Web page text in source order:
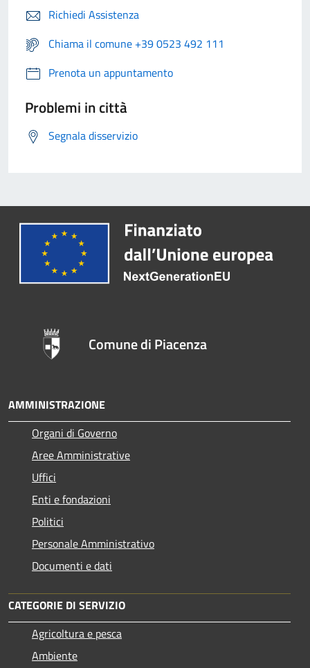
Richiedi Assistenza
Chiama il comune +39 0523 492 111
Prenota un appuntamento
Problemi in città
Segnala disservizio
Comune di Piacenza
AMMINISTRAZIONE
Organi di Governo
Aree Amministrative
Uffici
Enti e fondazioni
Politici
Personale Amministrativo
Documenti e dati
CATEGORIE DI SERVIZIO
Agricoltura e pesca
Ambiente